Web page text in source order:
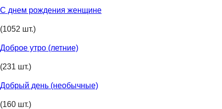
С днем рождения женщине
(1052 шт.)
Доброе утро (летние)
(231 шт.)
Добрый день (необычные)
(160 шт.)